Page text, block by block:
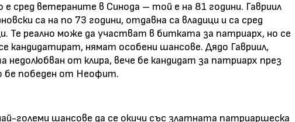
сред ветераните в Синода – той е на 81 години. Гавриил
са на по 73 години, отдавна са владици и са сред
Те реално може да участват в битката за патриарх, но се
кандидатират, нямат особени шансове. Дядо Гавриил,
недолюбван от клира, вече бе кандидат за патриарх през
бе победен от Неофит.
големи шансове да се окичи със златната патриаршеска